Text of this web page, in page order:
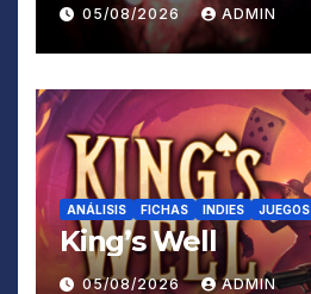
05/08/2026 ADMIN
ANÁLISIS FICHAS INDIES JUEGOS
King’s Well
05/08/2026 ADMIN